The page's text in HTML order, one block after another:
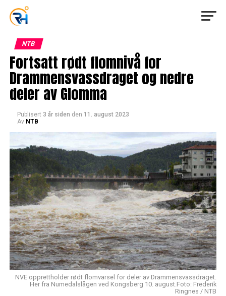
NTB
Fortsatt rødt flomnivå for
Drammensvassdraget og nedre
deler av Glomma
Publisert 3 år siden den 11. august 2023
Av NTB
NVE opprettholder rødt flomvarsel for deler av Drammensvassdraget.
Her fra Numedalslågen ved Kongsberg 10. august.Foto: Frederik
Ringnes / NTB